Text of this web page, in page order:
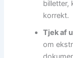
billetter,
korrekt.
Tjek af
om